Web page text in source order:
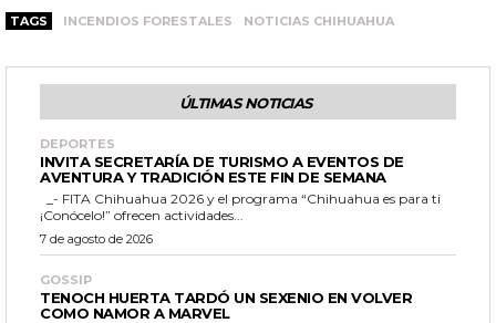
TAGS INCENDIOS FORESTALES NOTICIAS CHIHUAHUA
ÚLTIMAS NOTICIAS
DEPORTES
INVITA SECRETARÍA DE TURISMO A EVENTOS DE
AVENTURA Y TRADICIÓN ESTE FIN DE SEMANA
¡Conócelo!” ofrecen actividades...
7 de agosto de 2026
GOSSIP
TENOCH HUERTA TARDÓ UN SEXENIO EN VOLVER
COMO NAMOR A MARVEL